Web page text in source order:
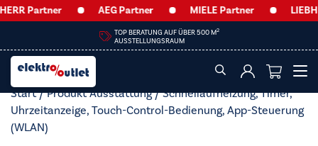
Partner AEG Partner MIELE Partner
TOP BERATUNG AUF ÜBER 500 M2
AUSSTELLUNGSRAUM
Start/ Produkt Ausstattung / Schnellaufheizung, Timer,
Uhrzeitanzeige, Touch-Control-Bedienung, App-Steuerung
(WLAN)